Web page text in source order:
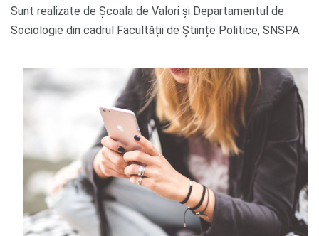
Sunt realizate de Școala de Valori și Departamentul de
Sociologie din cadrul Facultății de Științe Politice, SNSPA.